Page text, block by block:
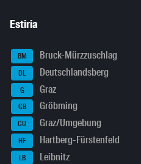
Estiria
BM Bruck-Mürzzuschlag
DL Deutschlandsberg
G Graz
GB Gröbming
GU Graz/Umgebung
HF Hartberg-Fürstenfeld
LB Leibnitz